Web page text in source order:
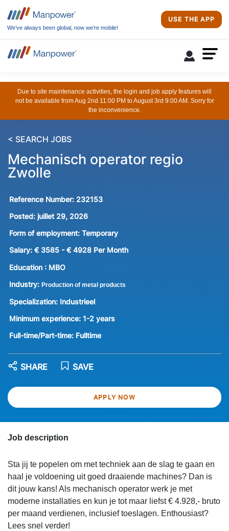
We’ve always been global, now we’re mobile!
USE THE APP
Due to site maintenance activities, the login and job apply features will
not be available from Aug 2nd 11:00 PM to August 3rd 9:00 AM. Sorry for
the inconvenience.
< SEARCH JOBS
Mechanisch operator regio
Zwolle
Reference Number: 232153
Posted: juillet 29, 2026
Form of employment: Temporary
Salary: € 3585 - € 4928 Per Month
Education : MBO
Industry: Production of metal products
Specialization: Industrieel
Minimum experience: 1-2 years
Full-time/Part-time: Fulltime
APPLY NOW
SAVE
SHARE
Job description
Sta jij te popelen om met techniek aan de slag te gaan en
haal je voldoening uit goed draaiende machines? Dan is
dit jouw kans! Als mechanisch operator werk je met
moderne installaties en kun je tot maar liefst € 4.928,- bruto
per maand verdienen, inclusief toeslagen. Enthousiast?
Lees snel verder!